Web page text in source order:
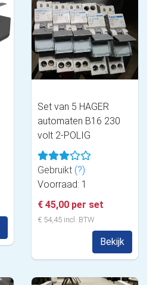
Set van 5 HAGER
automaten B16 230
volt 2-POLIG
Gebruikt (?)
Voorraad: 1
€ 45,00 per set
€ 54,45 incl. BTW
Bekijk